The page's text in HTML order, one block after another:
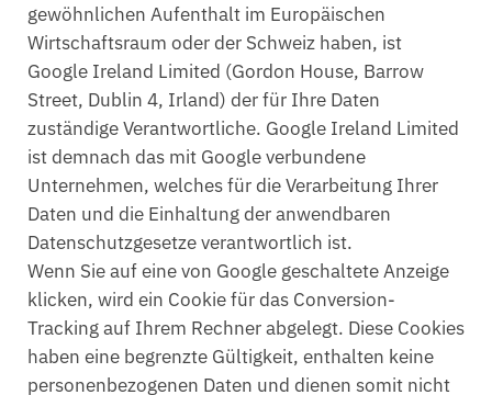
gewöhnlichen Aufenthalt im Europäischen
Wirtschaftsraum oder der Schweiz haben, ist
Google Ireland Limited (Gordon House, Barrow
Street, Dublin 4, Irland) der für Ihre Daten
zuständige Verantwortliche. Google Ireland Limited
ist demnach das mit Google verbundene
Unternehmen, welches für die Verarbeitung Ihrer
Daten und die Einhaltung der anwendbaren
Datenschutzgesetze verantwortlich ist.
Wenn Sie auf eine von Google geschaltete Anzeige
klicken, wird ein Cookie für das Conversion-
Tracking auf Ihrem Rechner abgelegt. Diese Cookies
haben eine begrenzte Gültigkeit, enthalten keine
personenbezogenen Daten und dienen somit nicht